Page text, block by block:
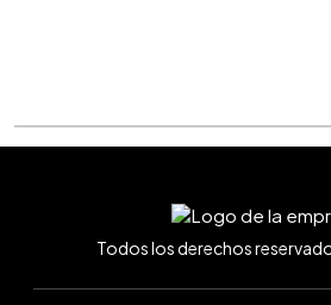
Todos los derechos